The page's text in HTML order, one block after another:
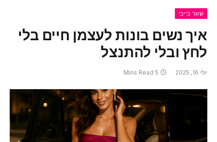
שוגר בייבי
איך נשים בונות לעצמן חיים בלי
לחץ ובלי להתנצל
יולי 16, 2025 5 Mins Read